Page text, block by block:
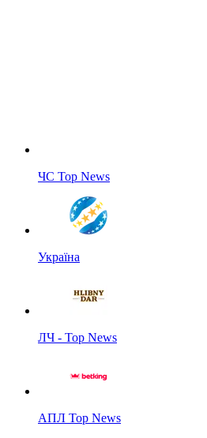
ЧС Top News
Україна
ЛЧ - Top News
АПЛ Top News